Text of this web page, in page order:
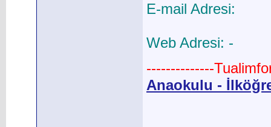
E-mail Adresi:
Web Adresi: -
--------------
Anaokulu -